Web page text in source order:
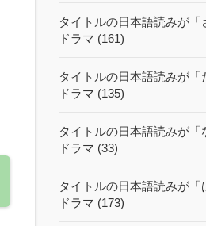
タイトルの日本語読みが「
ドラマ (161)
タイトルの日本語読みが「
ドラマ (135)
タイトルの日本語読みが「
ドラマ (33)
タイトルの日本語読みが「
ドラマ (173)